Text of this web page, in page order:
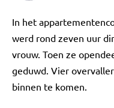
In het
werd rond zeven uur
vrouw. Toen ze
geduwd. Vier
binnen te komen.